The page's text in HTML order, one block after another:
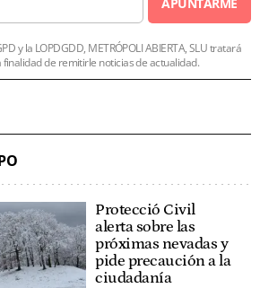
y la LOPDGDD, METRÓPOLI ABIERTA, SLU tratará
finalidad de remitirle noticias de actualidad.
Protecció Civil
alerta sobre las
próximas nevadas y
pide precaución a la
ciudadanía